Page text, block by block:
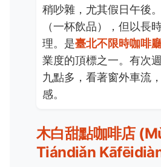
稍吵雜，尤其假日午後
（一杯飲品），但以長
理。是臺北不限時咖啡
業度的頂標之一。有次
九點多，看著窗外車流
感。
木白甜點咖啡店
Tiándiǎn